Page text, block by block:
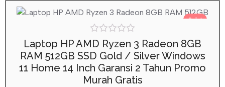
Sale!
Rated
0
out
of
5
Laptop HP AMD Ryzen 3 Radeon 8GB
RAM 512GB SSD Gold / Silver Windows
11 Home 14 Inch Garansi 2 Tahun Promo
Murah Gratis